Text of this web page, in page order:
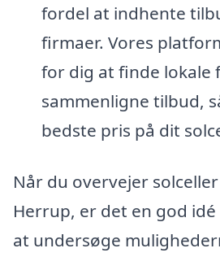
fordel at indhente
firmaer. Vores
for dig at finde lokale
sammenligne tilbud,
bedste pris på dit
Når du overvejer
Herrup, er det en god
at undersøge